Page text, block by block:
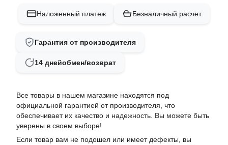
Наложенный платеж Безналичный расчет
Гарантия от производителя
14 днейобмен/возврат
Все товары в нашем магазине находятся под
официальной гарантией от производителя, что
обеспечивает их качество и надежность. Вы можете быть
уверены в своем выборе!
Если товар вам не подошел или имеет дефекты, вы